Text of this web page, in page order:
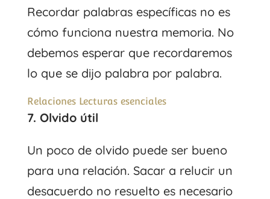
Recordar palabras específicas no es
cómo funciona nuestra memoria. No
debemos esperar que recordaremos
lo que se dijo palabra por palabra.
Relaciones Lecturas esenciales
7. Olvido útil
Un poco de olvido puede ser bueno
para una relación. Sacar a relucir un
desacuerdo no resuelto es necesario